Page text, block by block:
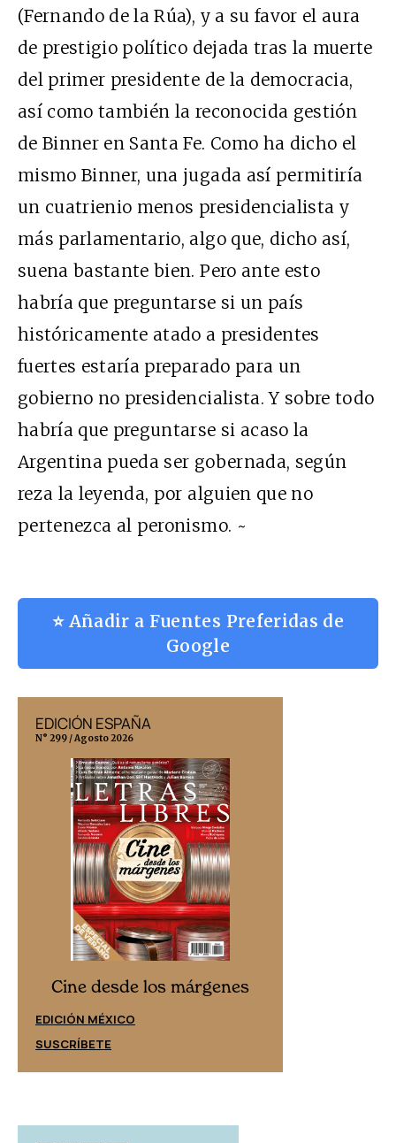
(Fernando de la Rúa), y a su favor el aura
de prestigio político dejada tras la muerte
del primer presidente de la democracia,
así como también la reconocida gestión
de Binner en Santa Fe. Como ha dicho el
mismo Binner, una jugada así permitiría
un cuatrienio menos presidencialista y
más parlamentario, algo que, dicho así,
suena bastante bien. Pero ante esto
habría que preguntarse si un país
históricamente atado a presidentes
fuertes estaría preparado para un
gobierno no presidencialista. Y sobre todo
habría que preguntarse si acaso la
Argentina pueda ser gobernada, según
reza la leyenda, por alguien que no
pertenezca al peronismo. ~
⭐ Añadir a Fuentes Preferidas de
Google
EDICIÓN ESPAÑA
N° 299 / Agosto 2026
Cine desde los márgenes
EDICIÓN MÉXICO
SUSCRÍBETE